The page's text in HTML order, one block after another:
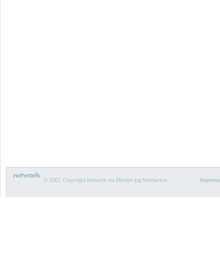
© 2007 Copyright Network.hu Minden jog fenntartva.